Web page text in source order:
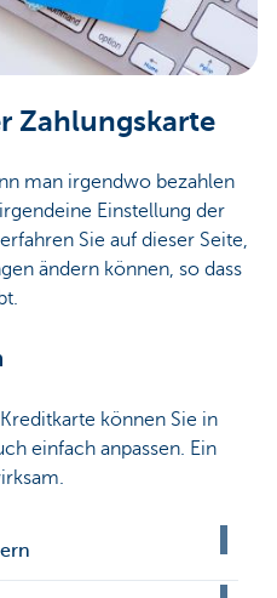
Zahlungskarte
man irgendwo bezahlen
Einstellung der
Sie auf dieser Seite,
ändern können, so dass
können Sie in
einfach anpassen. Ein